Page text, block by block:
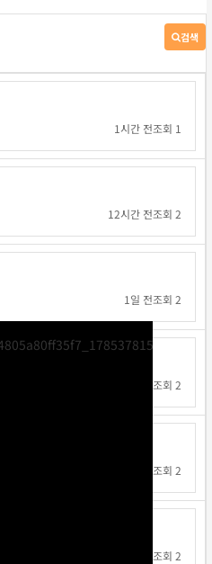
검색
게
판
검
1시간 전조회 1
12시간 전조회 2
1일 전조회 2
조회 2
조회 2
조회 2